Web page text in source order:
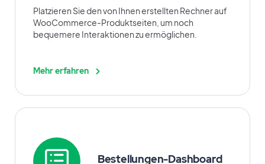
Platzieren Sie den von Ihnen erstellten Rechner auf
WooCommerce-Produktseiten, um noch
bequemere Interaktionen zu ermöglichen.
Mehr erfahren
Bestellungen-Dashboard